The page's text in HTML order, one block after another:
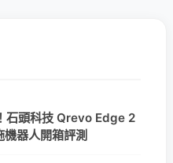
石頭科技 Qrevo Edge 2
器人開箱評測